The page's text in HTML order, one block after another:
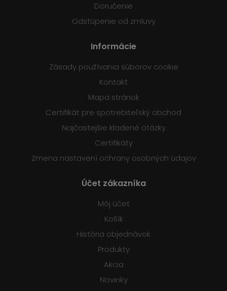
Doručenie
Odstúpenie od zmluvy
Informácie
Zásady používania súborov cookie
Kontakt
Mapa stránok
Certifikát pre spotrebiteľský obchod
Najčastejšie kladené otázky
Certifikáty
Zmena nastavení ochrany osobných údajov
Účet zákazníka
Môj účet
Košík
História objednávok
Produkty
Akcia
Novinky